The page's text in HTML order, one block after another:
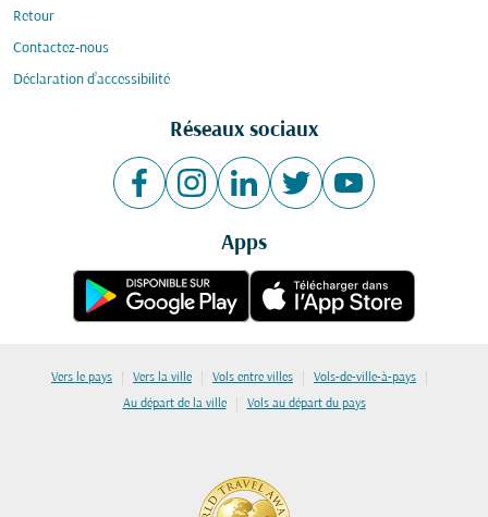
Retour
Contactez-nous
Déclaration d’accessibilité
Réseaux sociaux
Apps
Vers le pays | Vers la ville | Vols entre villes | Vols-de-ville-à-pays |
Au départ de la ville | Vols au départ du pays